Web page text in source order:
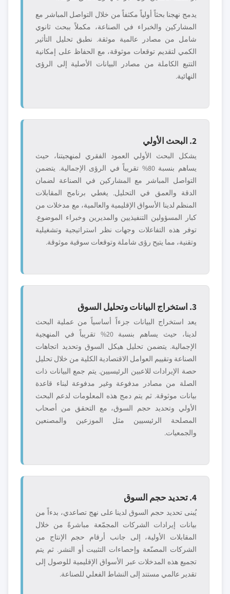
يدمج نهجنا بحثاً أولياً مكثفاً من خلال التواصل المباشر مع
المشاركين والخبراء في الصناعة، مكملاً ببحث ثانوي
شامل من مصادر عالمية موثقة. نطبق تحليل التأثير
الكمي لتقديم توقعات موثوقة، مع الحفاظ على إمكانية
التتبع الكاملة من مصادر البيانات الأصلية إلى الرؤى
النهائية.
2. البحث الأولي
يشكل البحث الأولي العمود الفقري لمنهجيتنا، حيث
يساهم بنسبة 80% تقريباً في الرؤى الإجمالية. يتضمن
التواصل المباشر مع المشاركين في الصناعة لضمان
الدقة والعمق في التحليل. يغطي برنامج المقابلات
المنظم لدينا الأسواق الإقليمية والعالمية، مع مدخلات من
كبار المسؤولين التنفيذيين والمديرين وخبراء الموضوع.
توفر هذه التفاعلات وجهات نظر استراتيجية وتشغيلية
وتقنية، مما يتيح رؤى شاملة وتوقعات سوقية موثوقة.
3. استخراج البيانات وتحليل السوق
يعد استخراج البيانات جزءاً أساسياً من عملية البحث
لدينا، حيث يساهم بنسبة 20% تقريباً في المنهجية
الإجمالية. يتضمن تحليل هيكل السوق وتحديد اتجاهات
الصناعة وتقييم العوامل الاقتصادية الكلية من خلال تحليل
حصة الإيرادات للاعبين الرئيسيين. يتم جمع البيانات ذات
الصلة من مصادر مدفوعة وغير مدفوعة لبناء قاعدة
بيانات موثوقة. ثم يتم دمج هذه المعلومات لدعم البحث
الأولي وتحديد حجم السوق، مع التحقق من أصحاب
المصلحة الرئيسيين مثل الموزعين والمصنعين
والجمعيات.
4. تحديد حجم السوق
يُبنى تحديد حجم السوق لدينا على نهج تصاعدي، بدءاً من
بيانات إيرادات الشركات المجمّعة مباشرةً من خلال
المقابلات الأولية، إلى جانب أرقام حجم الإنتاج من
الشركات المصنّعة وإحصاءات التثبيت أو النشر. ثم يتم
تجميع هذه المدخلات عبر الأسواق الإقليمية للوصول إلى
تقدير عالمي مستند إلى النشاط الفعلي للصناعة.